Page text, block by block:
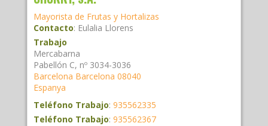
Mayorista de Frutas y Hortalizas
Contacto: Eulalia Llorens
Trabajo
Mercabarna
Pabellón C, nº 3034-3036
Barcelona Barcelona 08040
Espanya
Teléfono Trabajo: 935562335
Teléfono Trabajo: 935562367